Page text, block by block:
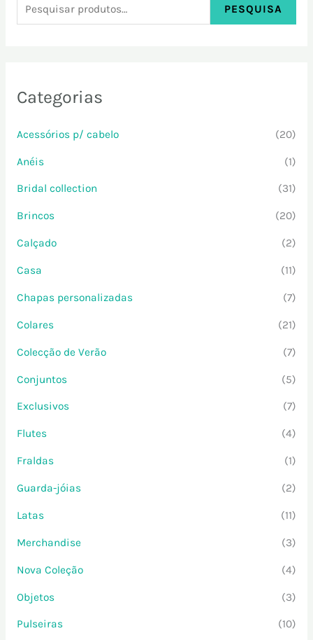
PESQUISA
Categorias
Acessórios p/ cabelo (20)
Anéis (1)
Bridal collection (31)
Brincos (20)
Calçado (2)
Casa (11)
Chapas personalizadas (7)
Colares (21)
Colecção de Verão (7)
Conjuntos (5)
Exclusivos (7)
Flutes (4)
Fraldas (1)
Guarda-jóias (2)
Latas (11)
Merchandise (3)
Nova Coleção (4)
Objetos (3)
Pulseiras (10)